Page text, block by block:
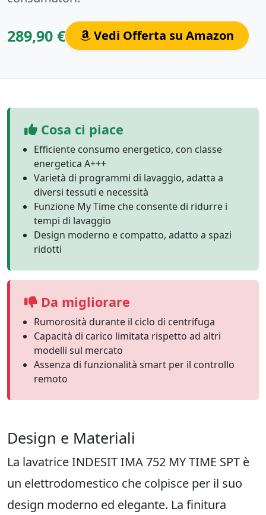
289,90 € Vedi Offerta su Amazon
Cosa ci piace
Efficiente consumo energetico, con classe
energetica A+++
Varietà di programmi di lavaggio, adatta a
diversi tessuti e necessità
Funzione My Time che consente di ridurre i
tempi di lavaggio
Design moderno e compatto, adatto a spazi
ridotti
Da migliorare
Rumorosità durante il ciclo di centrifuga
Capacità di carico limitata rispetto ad altri
modelli sul mercato
Assenza di funzionalità smart per il controllo
remoto
Design e Materiali
La lavatrice INDESIT IMA 752 MY TIME SPT è
un elettrodomestico che colpisce per il suo
design moderno ed elegante. La finitura